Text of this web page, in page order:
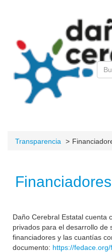
Transparencia
Financiadores
Daño Cerebral Estatal cuenta
privados para el desarrollo de
financiadores y las cuantías
documento: https://